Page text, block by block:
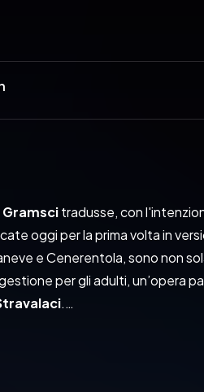
tradusse, con
oggi per la prima volta in
e Cenerentola, sono non
per gli adulti, un’opera
.